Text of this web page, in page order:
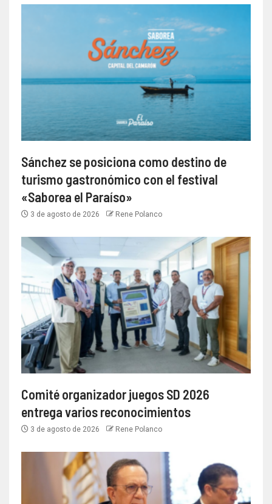
Sánchez se posiciona como destino de
turismo gastronómico con el festival
«Saborea el Paraíso»
3 de agosto de 2026 Rene Polanco
Comité organizador juegos SD 2026
entrega varios reconocimientos
3 de agosto de 2026 Rene Polanco